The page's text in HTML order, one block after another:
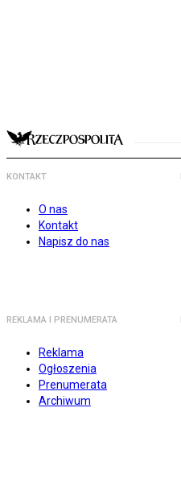
KONTAKT
O nas
Kontakt
Napisz do nas
REKLAMA I PRENUMERATA
Reklama
Ogłoszenia
Prenumerata
Archiwum